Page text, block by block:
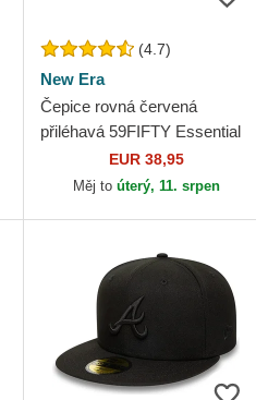
(4.7)
New Era
Čepice rovná červená
přiléhavá 59FIFTY Essential
New York Yankees MLB New
EUR 38,95
Měj to úterý, 11. srpen